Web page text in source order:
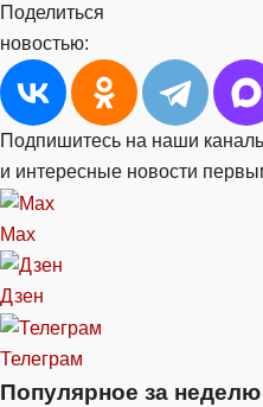
Поделиться
новостью:
Подпишитесь на наши
и интересные новости
Max
Дзен
Телеграм
Популярное за неделю